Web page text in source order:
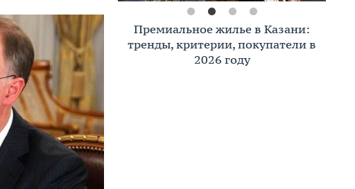
Премиальное жилье в Казани:
тренды, критерии, покупатели в
2026 году